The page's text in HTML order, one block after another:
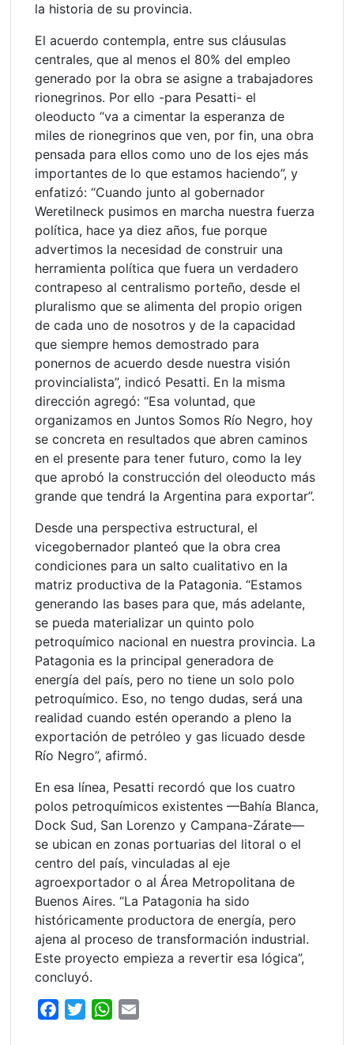
la historia de su provincia.
El acuerdo contempla, entre sus cláusulas
centrales, que al menos el 80% del empleo
generado por la obra se asigne a trabajadores
rionegrinos. Por ello -para Pesatti- el
oleoducto “va a cimentar la esperanza de
miles de rionegrinos que ven, por fin, una obra
pensada para ellos como uno de los ejes más
importantes de lo que estamos haciendo”, y
enfatizó: “Cuando junto al gobernador
Weretilneck pusimos en marcha nuestra fuerza
política, hace ya diez años, fue porque
advertimos la necesidad de construir una
herramienta política que fuera un verdadero
contrapeso al centralismo porteño, desde el
pluralismo que se alimenta del propio origen
de cada uno de nosotros y de la capacidad
que siempre hemos demostrado para
ponernos de acuerdo desde nuestra visión
provincialista”, indicó Pesatti. En la misma
dirección agregó: “Esa voluntad, que
organizamos en Juntos Somos Río Negro, hoy
se concreta en resultados que abren caminos
en el presente para tener futuro, como la ley
que aprobó la construcción del oleoducto más
grande que tendrá la Argentina para exportar”.
Desde una perspectiva estructural, el
vicegobernador planteó que la obra crea
condiciones para un salto cualitativo en la
matriz productiva de la Patagonia. “Estamos
generando las bases para que, más adelante,
se pueda materializar un quinto polo
petroquímico nacional en nuestra provincia. La
Patagonia es la principal generadora de
energía del país, pero no tiene un solo polo
petroquímico. Eso, no tengo dudas, será una
realidad cuando estén operando a pleno la
exportación de petróleo y gas licuado desde
Río Negro”, afirmó.
En esa línea, Pesatti recordó que los cuatro
polos petroquímicos existentes —Bahía Blanca,
Dock Sud, San Lorenzo y Campana-Zárate—
se ubican en zonas portuarias del litoral o el
centro del país, vinculadas al eje
agroexportador o al Área Metropolitana de
Buenos Aires. “La Patagonia ha sido
históricamente productora de energía, pero
ajena al proceso de transformación industrial.
Este proyecto empieza a revertir esa lógica”,
concluyó.
W